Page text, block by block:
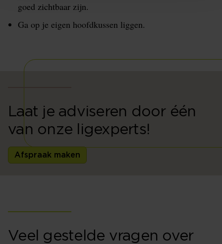
goed zichtbaar zijn.
Ga op je eigen hoofdkussen liggen.
Laat je adviseren door één
van onze ligexperts!
Afspraak maken
Veel gestelde vragen over